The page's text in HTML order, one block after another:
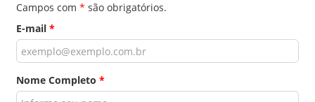
Campos com * são obrigatórios.
E-mail *
Nome Completo *